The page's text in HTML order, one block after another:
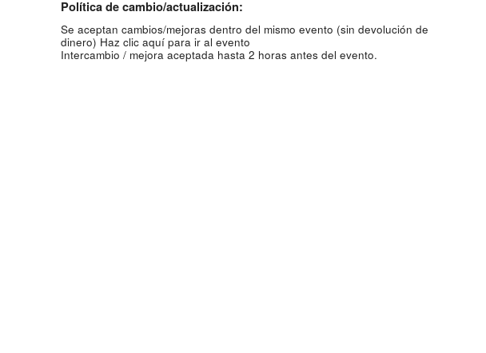
Política de cambio/actualización:
Se aceptan cambios/mejoras dentro del mismo evento (sin devolución de
dinero) Haz clic aquí para ir al evento
Intercambio / mejora aceptada hasta 2 horas antes del evento.